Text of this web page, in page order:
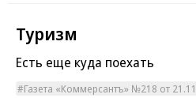
Туризм
Есть еще куда поехать
Газета «Коммерсантъ» №218 от